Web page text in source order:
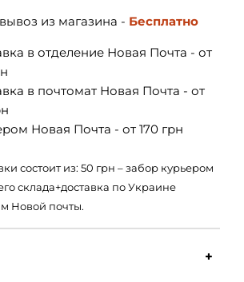
из магазина - Бесплатно
в отделение Новая Почта - от
в почтомат Новая Почта - от
Новая Почта - от 170 грн
состоит из: 50 грн – забор курьером
склада+доставка по Украине
Новой почты.